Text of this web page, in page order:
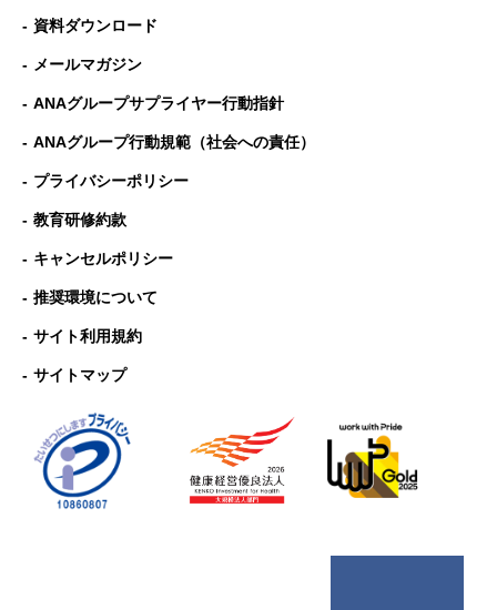
資料ダウンロード
メールマガジン
ANAグループサプライヤー行動指針
ANAグループ⾏動規範（社会への責任）
プライバシーポリシー
教育研修約款
キャンセルポリシー
推奨環境について
サイト利用規約
サイトマップ